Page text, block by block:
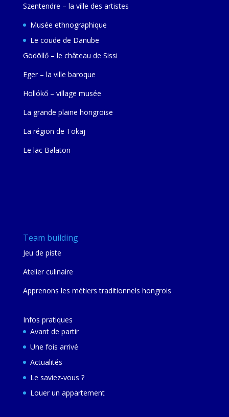
Szentendre – la ville des artistes
Musée ethnographique
Le coude de Danube
Gödöllő – le château de Sissi
Eger – la ville baroque
Hollókő – village musée
La grande plaine hongroise
La région de Tokaj
Le lac Balaton
Team building
Jeu de piste
Atelier culinaire
Apprenons les métiers traditionnels hongrois
Infos pratiques
Avant de partir
Une fois arrivé
Actualités
Le saviez-vous ?
Louer un appartement